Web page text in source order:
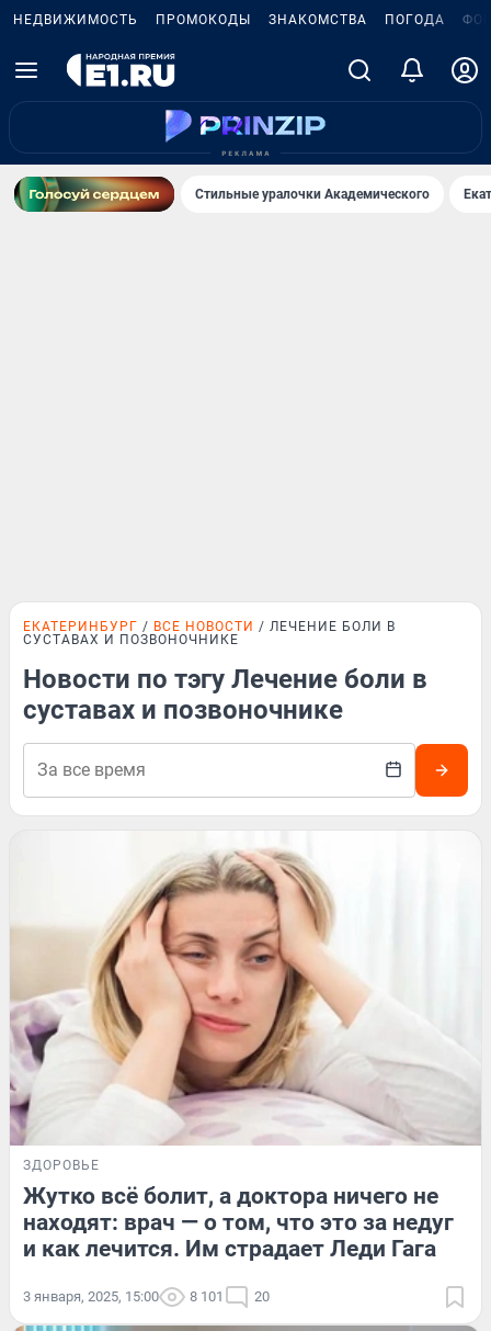
НЕДВИЖИМОСТЬ ПРОМОКОДЫ ЗНАКОМСТВА ПОГОДА
Стильные уралочки Академического
ЕКАТЕРИНБУРГ ВСЕ НОВОСТИ
ЛЕЧЕНИЕ БОЛИ В
СУСТАВАХ И ПОЗВОНОЧНИКЕ
Новости по тэгу Лечение боли в
суставах и позвоночнике
ЗДОРОВЬЕ
Жутко всё болит, а доктора ничего не
находят: врач — о том, что это за недуг
и как лечится. Им страдает Леди Гага
3 января, 2025, 15:00 8 101 20